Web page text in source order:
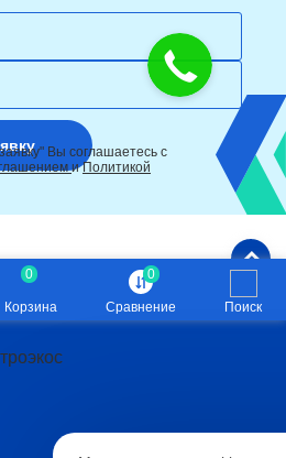
Вы соглашаетесь с
иПолитикой
0
Корзина
0
Сравнение Поиск